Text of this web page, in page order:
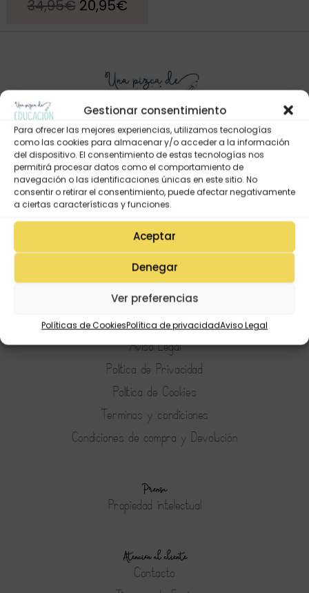
Gestionar consentimiento
Para ofrecer las mejores experiencias, utilizamos tecnologías
como las cookies para almacenar y/o acceder a la información
del dispositivo. El consentimiento de estas tecnologías nos
permitirá procesar datos como el comportamiento de
navegación o las identificaciones únicas en este sitio. No
consentir o retirar el consentimiento, puede afectar negativamente
a ciertas características y funciones.
Aceptar
Denegar
Ver preferencias
Políticas de CookiesPolítica de privacidadAviso Legal
34,95€ 20,95€
Mi Cuenta
Lista de deseos
Mi Perfil
Descargas
Estado de mi pedido
Preguntas Frecuentes
Tienda
Aviso Legal
Política de Privacidad
Política de Cookies
Terminos y condiciones
Condiciones de compra y Devolución
Prensa
Propiedad intelectual
Atención al cliente
Contacto